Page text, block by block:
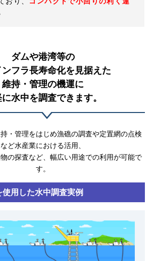
ダムや港湾等の
フラ長寿命化を見据えた
維持・管理の機運に
水中を調査できます。
・管理をはじめ漁礁の調査や定置網の点検
など水産業における活用、
の探査など、幅広い用途での利用が可能で
す。
用した水中調査実例